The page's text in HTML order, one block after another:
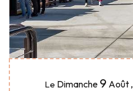
Le Dimanche 9 Août,